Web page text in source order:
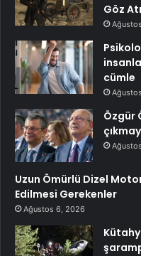
Göz
cümle
Özgür
Uzun Ömürlü Dizel
Edilmesi Gerekenler
Ağustos 6, 2026